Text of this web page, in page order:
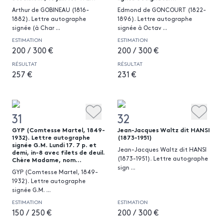
Arthur de GOBINEAU (1816-
1882). Lettre autographe
signée (à Char ...
ESTIMATION
200 / 300 €
RÉSULTAT
257 €
Edmond de GONCOURT (1822-
1896). Lettre autographe
signée à Octav ...
ESTIMATION
200 / 300 €
RÉSULTAT
231 €
31
GYP (Comtesse Martel, 1849-
1932). Lettre autographe
signée G.M. Lundi 17. 7 p. et
demi, in-8 avec filets de deuil.
Chère Madame, nom...
GYP (Comtesse Martel, 1849-
1932). Lettre autographe
signée G.M. ...
ESTIMATION
150 / 250 €
32
Jean-Jacques Waltz dit HANSI
(1873-1951)
Jean-Jacques Waltz dit HANSI
(1873-1951). Lettre autographe
sign ...
ESTIMATION
200 / 300 €